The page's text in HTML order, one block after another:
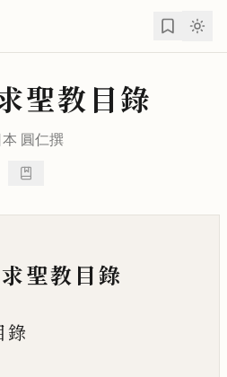
聖教目錄
圓仁撰
聖教目錄
錄